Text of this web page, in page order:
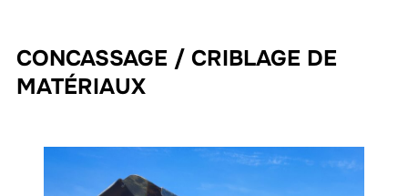
CONCASSAGE / CRIBLAGE DE
MATÉRIAUX